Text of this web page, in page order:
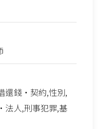
還錢‧契約,性別,
人,刑事犯罪,基